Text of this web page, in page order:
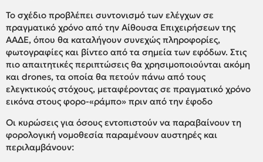
Το σχέδιο προβλέπει συντονισμό των ελέγχων σε
πραγματικό χρόνο από την Αίθουσα Επιχειρήσεων της
ΑΑΔΕ, όπου θα καταλήγουν συνεχώς πληροφορίες,
φωτογραφίες και βίντεο από τα σημεία των εφόδων. Στις
πιο απαιτητικές περιπτώσεις θα χρησιμοποιούνται ακόμη
και drones, τα οποία θα πετούν πάνω από τους
ελεγκτικούς στόχους, μεταφέροντας σε πραγματικό χρόνο
εικόνα στους φορο-«ράμπο» πριν από την έφοδο
Οι κυρώσεις για όσους εντοπιστούν να παραβαίνουν τη
φορολογική νομοθεσία παραμένουν αυστηρές και
περιλαμβάνουν: